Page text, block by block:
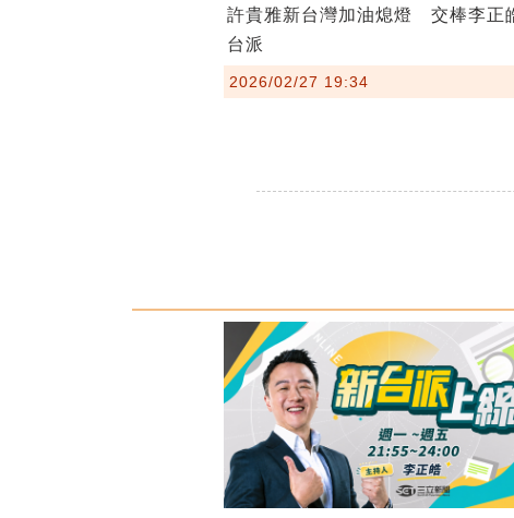
許貴雅新台灣加油熄燈 交棒李正
台派
2026/02/27 19:34